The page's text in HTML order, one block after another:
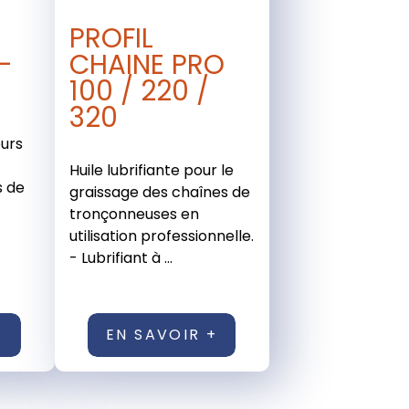
de
PROFIL
CHAINE PRO
100 / 220 /
320
Huile lubrifiante pour le
graissage des chaînes de
tronçonneuses en
utilisation professionnelle.
- Lubrifiant à ...
EN SAVOIR +